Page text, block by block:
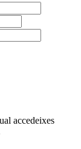
accedeixes